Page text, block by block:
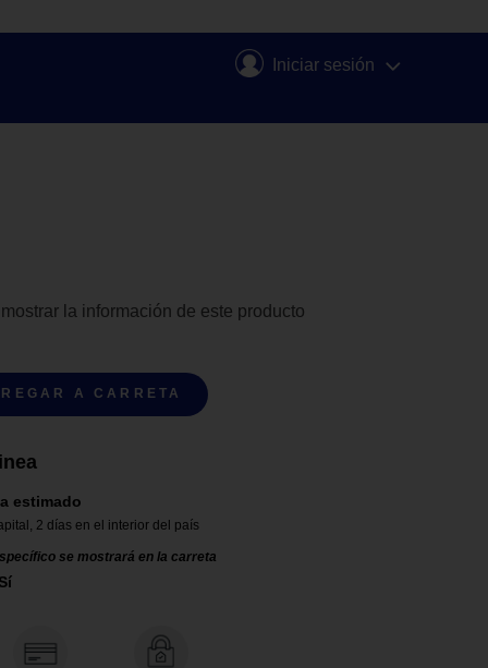
Iniciar sesión
la información de este producto
A CARRETA
estimado
, 2 días en el interior del país
se mostrará en la carreta